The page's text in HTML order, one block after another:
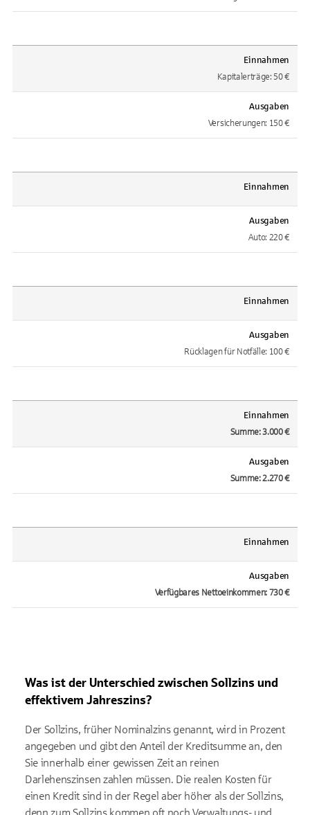
Einnahmen
Kapitalerträge: 50 €
Ausgaben
Versicherungen: 150 €
Einnahmen
Ausgaben
Auto: 220 €
Einnahmen
Ausgaben
Rücklagen für Notfälle: 100 €
Einnahmen
Summe: 3.000 €
Ausgaben
Summe: 2.270 €
Einnahmen
Ausgaben
Verfügbares Nettoeinkommen: 730 €
Was ist der Unterschied zwischen Sollzins und
effektivem Jahreszins?
Der Sollzins, früher Nominalzins genannt, wird in Prozent
angegeben und gibt den Anteil der Kreditsumme an, den
Sie innerhalb einer gewissen Zeit an reinen
Darlehenszinsen zahlen müssen. Die realen Kosten für
einen Kredit sind in der Regel aber höher als der Sollzins,
denn zum Sollzins kommen oft noch Verwaltungs- und